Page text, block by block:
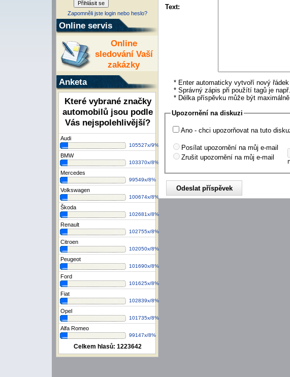
Zapomněli jste login nebo heslo?
Online servis
Online
sledování Vaší
zakázky
Anketa
Které vybrané značky
automobilů jsou podle
Vás nejspolehlivější?
Audi
105527x/9%
BMW
103370x/8%
Mercedes
99549x/8%
Volkswagen
100674x/8%
Škoda
102681x/8%
Renault
102755x/8%
Citroen
102050x/8%
Peugeot
101690x/8%
Ford
101625x/8%
Fiat
102839x/8%
Opel
101735x/8%
Alfa Romeo
99147x/8%
Celkem hlasů: 1223642
Text:
* Enter automaticky vytvoří nový
* Správný zápis při použítí tagů je
* Délka příspěvku může být
Upozornění na diskuzi
Ano - chci upozorňovat na tuto
Posílat upozornění na můj e-mail
Zrušit upozornění na můj e-mail